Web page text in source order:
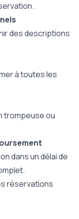
des descriptions
à toutes les
trompeuse ou
dans un délai de
réservations